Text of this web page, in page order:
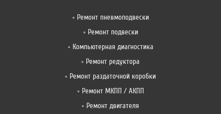
Ремонт пневмоподвески
Ремонт подвески
Компьютерная диагностика
Ремонт редуктора
Ремонт раздаточной коробки
Ремонт МКПП / АКПП
Ремонт двигателя